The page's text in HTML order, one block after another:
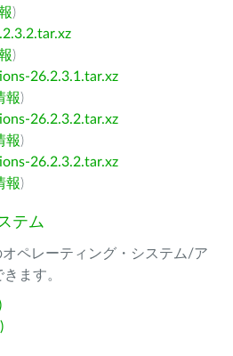
)
)
26.2.3.1.tar.xz
報)
26.2.3.2.tar.xz
報)
26.2.3.2.tar.xz
報)
テム
ペレーティング・システム/ア
ます。